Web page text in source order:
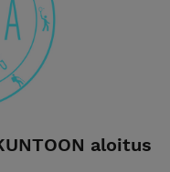
aloitus